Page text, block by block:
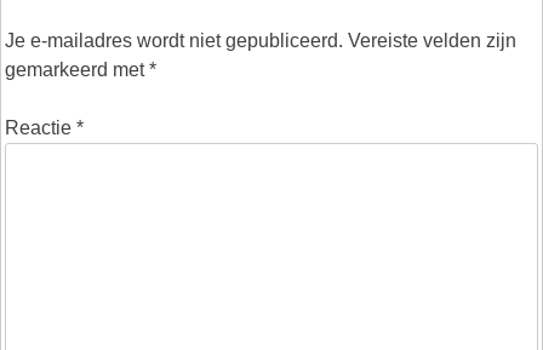
Je e-mailadres wordt niet gepubliceerd. Vereiste velden zijn
gemarkeerd met*
Reactie *